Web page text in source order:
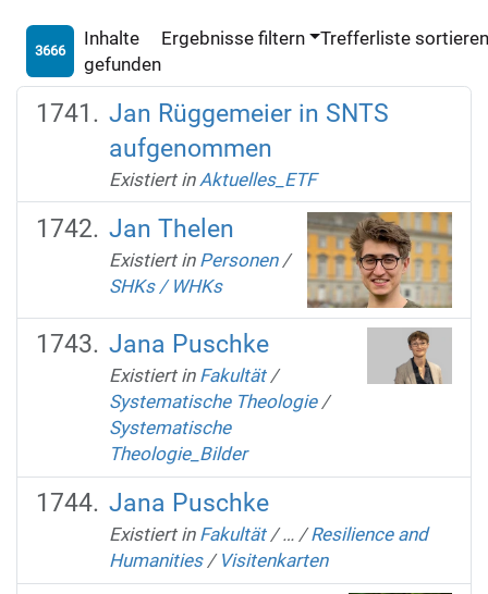
3666
Inhalte
gefunden
Ergebnisse filtern Trefferliste
Jan Rüggemeier in SNTS
aufgenommen
Existiert in Aktuelles_ETF
Jan Thelen
Existiert in Personen /
SHKs / WHKs
Jana Puschke
Existiert in Fakultät /
Systematische Theologie /
Systematische
Theologie_Bilder
Jana Puschke
Existiert in Fakultät /… /Resilience and
Humanities / Visitenkarten